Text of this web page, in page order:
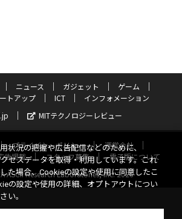
ニュース ガジェット
ゲーム
トアップ ICT
インフォメーション
MITテクノロジーレビュー
プライバシーポリシー
運営会社
告掲載 スタッフ募集
電子版について
ASCII Research Laboratories, Inc. 2026
状況の把握や広告配信などのために、
セスデータを取得・利用しています。これ
た場合、Cookieの設定や使用に同意したこ
の設定や使用の詳細、オプトアウトについ
い。